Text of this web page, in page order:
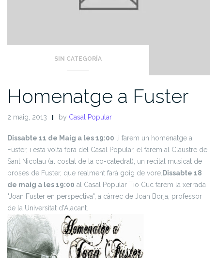
SIN CATEGORÍA
Homenatge a Fuster
2 maig, 2013 by Casal Popular
Dissabte 11 de Maig a les 19:00 li farem un homenatge a
Fuster, i esta volta fora del Casal Popular, el farem al Claustre de
Sant Nicolau (al costat de la co-catedral), un recital musicat de
proses de Fuster, que realment farà goig de vore. Dissabte 18
de maig a les 19:00 al Casal Popular Tio Cuc farem la xerrada
"Joan Fuster en perspectiva", a càrrec de Joan Borja, professor
de la Universitat d'Alacant.